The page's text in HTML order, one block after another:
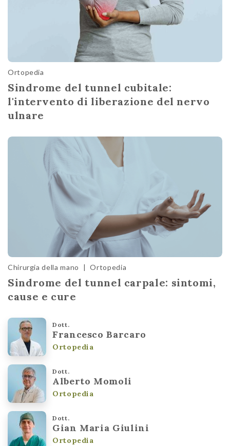
Ortopedia
Sindrome del tunnel cubitale:
l'intervento di liberazione del nervo
ulnare
Chirurgia della mano | Ortopedia
Sindrome del tunnel carpale: sintomi,
cause e cure
Dott.
Francesco Barcaro
Ortopedia
Dott.
Alberto Momoli
Ortopedia
Dott.
Gian Maria Giulini
Ortopedia